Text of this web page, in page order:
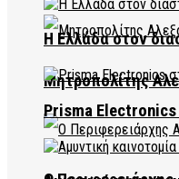
Μητροπολίτης
Η Ελλάδα στον
Prisma Electronics